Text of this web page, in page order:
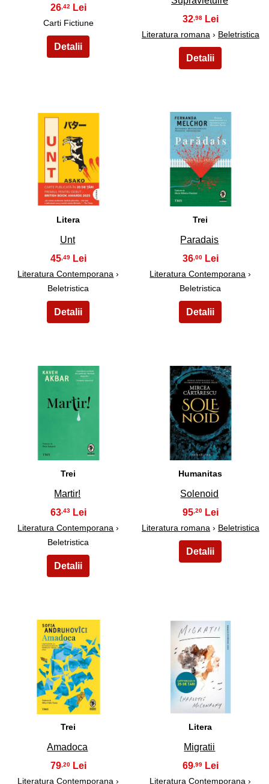
26,42
Carti Fictiune
32,98
Literatura romana› Beletristica
15
Litera
Unt
45,49
Literatura Contemporana ›
Beletristica
16
Trei
Paradais
36,00
Literatura Contemporana ›
Beletristica
Trei
Martir!
63,43
Literatura Contemporana ›
Beletristica
18
Humanitas
Solenoid
95,20
Literatura romana › Beletristica
19
Trei
Amadoca
79,20
Literatura Contemporana ›
20
Litera
Migratii
69,99
Literatura Contemporana ›